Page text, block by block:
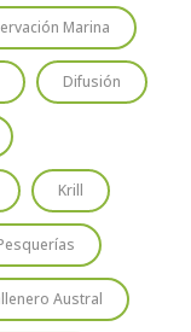
Marina
Difusión
Krill
Austral